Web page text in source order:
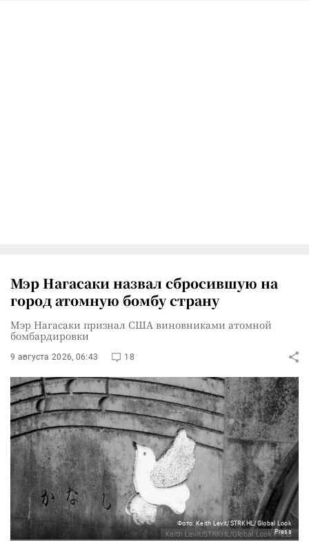
Мэр Нагасаки назвал сбросившую на
город атомную бомбу страну
Мэр Нагасаки признал США виновниками атомной
бомбардировки
9 августа 2026, 06:43 18
Фото: Keith Levit/STRKHL/Global Look
Press